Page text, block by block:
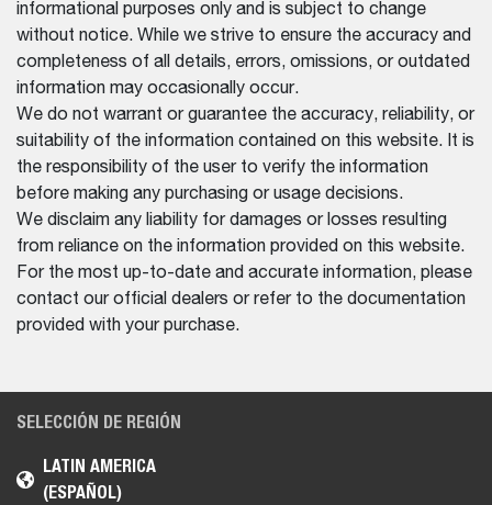
informational purposes only and is subject to change
without notice. While we strive to ensure the accuracy and
completeness of all details, errors, omissions, or outdated
information may occasionally occur.
We do not warrant or guarantee the accuracy, reliability, or
suitability of the information contained on this website. It is
the responsibility of the user to verify the information
before making any purchasing or usage decisions.
We disclaim any liability for damages or losses resulting
from reliance on the information provided on this website.
For the most up-to-date and accurate information, please
contact our official dealers or refer to the documentation
provided with your purchase.
SELECCIÓN DE REGIÓN
LATIN AMERICA
(ESPAÑOL)